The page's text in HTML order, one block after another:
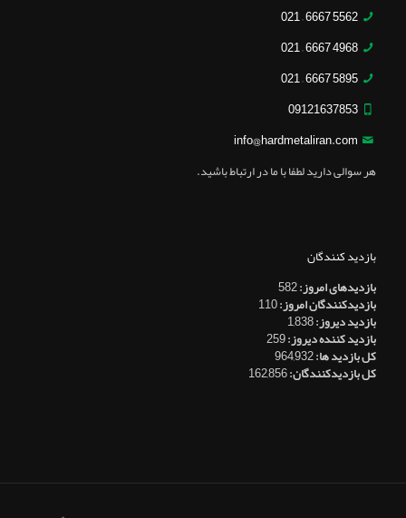
5562 6667 – 021
4968 6667 – 021
5895 6667 – 021
09121637853
info@hardmetaliran.com
هر سوالی دارید لطفا با ما در ارتباط باشید.
بازدید کنندگان
بازدیدهای امروز:582
بازدیدکنندگان امروز:110
بازدید دیروز:1,838
بازدید کننده دیروز:259
کل بازدید ها:964,932
کل بازدیدکنند‌گان:162,856